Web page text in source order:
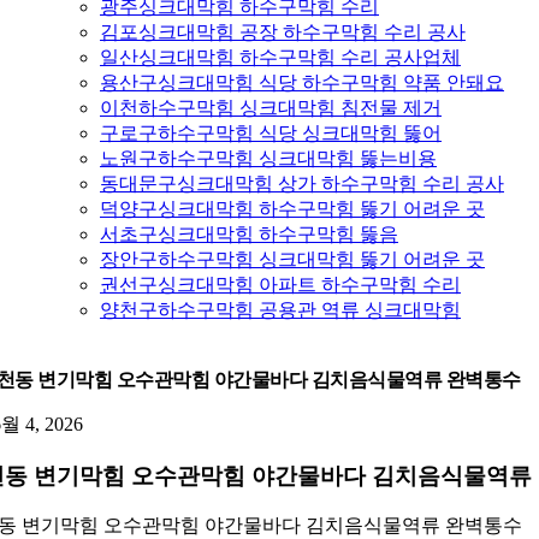
광주싱크대막힘 하수구막힘 수리
김포싱크대막힘 공장 하수구막힘 수리 공사
일산싱크대막힘 하수구막힘 수리 공사업체
용산구싱크대막힘 식당 하수구막힘 약품 안돼요
이천하수구막힘 싱크대막힘 침전물 제거
구로구하수구막힘 식당 싱크대막힘 뚫어
노원구하수구막힘 싱크대막힘 뚫는비용
동대문구싱크대막힘 상가 하수구막힘 수리 공사
덕양구싱크대막힘 하수구막힘 뚫기 어려운 곳
서초구싱크대막힘 하수구막힘 뚫음
장안구하수구막힘 싱크대막힘 뚫기 어려운 곳
권선구싱크대막힘 아파트 하수구막힘 수리
양천구하수구막힘 공용관 역류 싱크대막힘
동 변기막힘 오수관막힘 야간물바다 김치음식물역류 완벽통수
4, 2026
변기막힘 오수관막힘 야간물바다 김치음식물역류
변기막힘 오수관막힘 야간물바다 김치음식물역류 완벽통수